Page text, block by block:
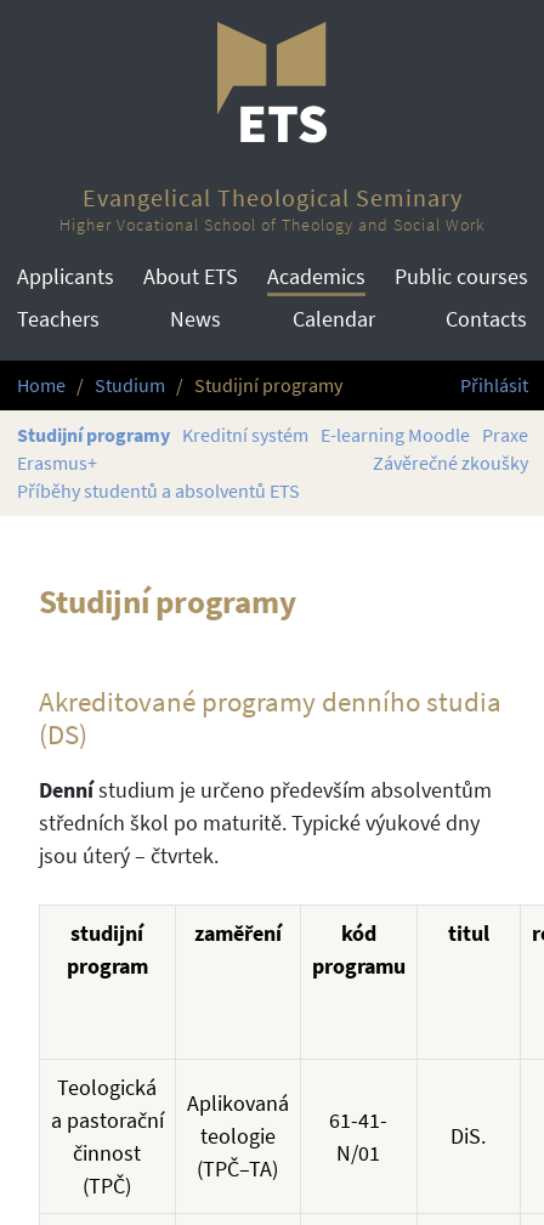
Evangelical Theological Seminary
Higher Vocational School of Theology and Social Work
Applicants About ETS Academics
Public courses
Teachers
News Calendar Contacts
Home Studium Studijní programy Přihlásit
Studijní programy Kreditní systém E-learning Moodle
Praxe
Erasmus+
Závěrečné zkoušky
Příběhy studentů a absolventů ETS
Studijní programy
Akreditované programy denního studia
(DS)
Dennístudium je určeno především absolventům
středních škol po maturitě. Typické výukové dny
jsou úterý – čtvrtek.
studijní
program
zaměření
kód
programu
titul
Teologická
a pastorační
činnost
(TPČ)
Aplikovaná
teologie
(TPČ–TA)
61-41-
N/01
DiS.